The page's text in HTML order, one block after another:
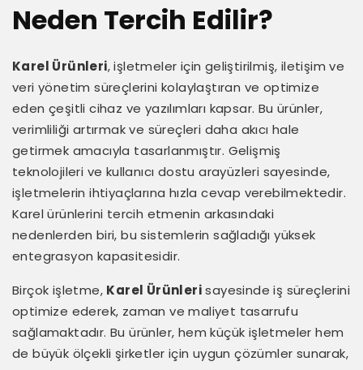
Neden Tercih Edilir?
Karel Ürünleri, işletmeler için geliştirilmiş, iletişim ve
veri yönetim süreçlerini kolaylaştıran ve optimize
eden çeşitli cihaz ve yazılımları kapsar. Bu ürünler,
verimliliği artırmak ve süreçleri daha akıcı hale
getirmek amacıyla tasarlanmıştır. Gelişmiş
teknolojileri ve kullanıcı dostu arayüzleri sayesinde,
işletmelerin ihtiyaçlarına hızla cevap verebilmektedir.
Karel ürünlerini tercih etmenin arkasındaki
nedenlerden biri, bu sistemlerin sağladığı yüksek
entegrasyon kapasitesidir.
Birçok işletme, Karel Ürünlerisayesinde iş süreçlerini
optimize ederek, zaman ve maliyet tasarrufu
sağlamaktadır. Bu ürünler, hem küçük işletmeler hem
de büyük ölçekli şirketler için uygun çözümler sunarak,